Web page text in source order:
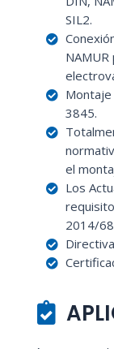
SIL2.
3845.
el
Los
2014/